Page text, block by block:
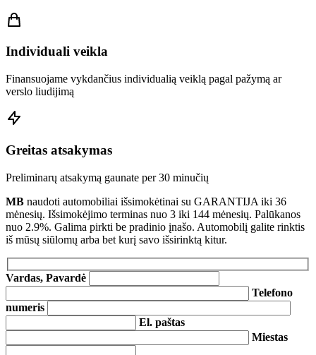
Individuali veikla
Finansuojame vykdančius individualią veiklą pagal pažymą ar
verslo liudijimą
Greitas atsakymas
Preliminarų atsakymą gaunate per 30 minučių
MB naudoti automobiliai išsimokėtinai su GARANTIJA iki 36
mėnesių. Išsimokėjimo terminas nuo 3 iki 144 mėnesių. Palūkanos
nuo 2.9%. Galima pirkti be pradinio įnašo. Automobilį galite rinktis
iš mūsų siūlomų arba bet kurį savo išsirinktą kitur.
Vardas, Pavardė
Telefono
numeris
El. paštas
Miestas